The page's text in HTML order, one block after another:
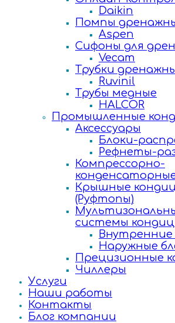
Daikin
Помпы
Aspen
Сифоны для
Vecam
Трубки
Ruvinil
Трубы медные
HALCOR
Промышленные
Аксессуары
Блоки-
Рефнеты-
Компрессорно-
Крышные
(Руфтопы)
системы
Внутренние
Наружные
Прецизионные
Чиллеры
Услуги
Наши работы
Контакты
Блог компании